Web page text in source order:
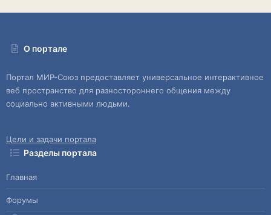
О портале
Портал МИР-Союз предоставляет универсальное интерактивное
веб пространство для разностороннего общения между
социально активными людьми.
Цели и задачи портала
Разделы портала
Главная
Форумы